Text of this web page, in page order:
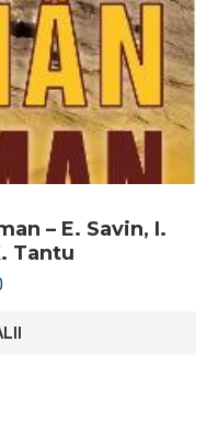
– E. Savin, I.
Tantu